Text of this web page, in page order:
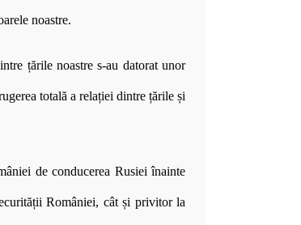
noastre.
țările noastre s-au datorat unor
totală a relației dintre țările și
de conducerea Rusiei înainte
României, cât și privitor la